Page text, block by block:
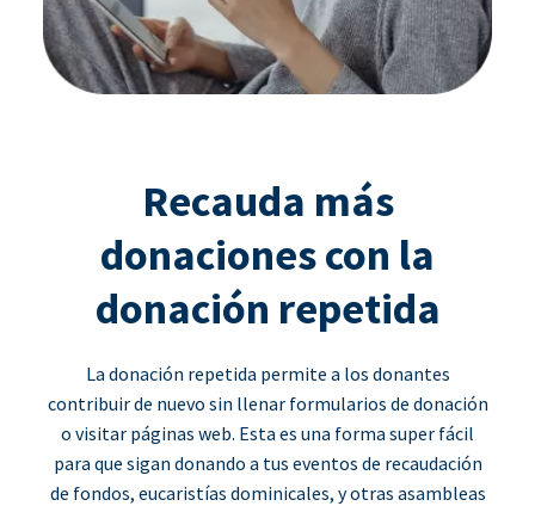
Recauda más
donaciones con la
donación repetida
La donación repetida permite a los donantes
contribuir de nuevo sin llenar formularios de donación
o visitar páginas web. Esta es una forma super fácil
para que sigan donando a tus eventos de recaudación
de fondos, eucaristías dominicales, y otras asambleas